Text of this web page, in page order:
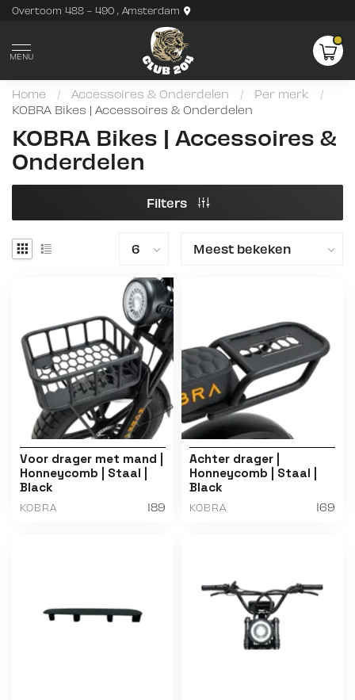
Overtoom 488 - 490 , Amsterdam
MENU
Home / Accessoires & Onderdelen / Per merk
/
KOBRA Bikes | Accessoires & Onderdelen
KOBRA Bikes | Accessoires &
Onderdelen
Filters
Voor drager met mand |
Honneycomb | Staal |
Black
KOBRA 189
Achter drager |
Honneycomb | Staal |
Black
KOBRA 169